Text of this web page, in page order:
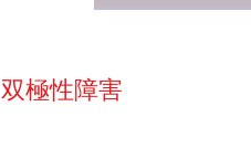
双極性障害